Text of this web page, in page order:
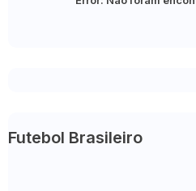
Futebol Brasileiro